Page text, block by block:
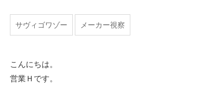
サヴィゴワゾー メーカー視察
こんにちは。
営業Ｈです。